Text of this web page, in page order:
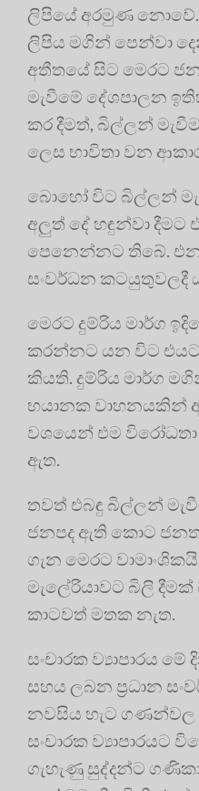
ලිපියේ අරමුණ
ලිපිය මගින් පෙන්වා
අතීතයේ සිට මෙරට
මැවීමේ දේශපාලන
කර දීමත්, බිල්ලන්
ලෙස භාවිතා වන
බොහෝ විට බිල්ලන්
අලුත් දේ හඳුන්වා දීමට
පෙනෙන්නට තිබේ.
සංවර්ධන කටයුතුවලදී
මෙරට දුම්රිය මාර්ග
කරන්නට යන විට
කියති. දුම්රිය මාර්ග
භයානක වාහනයකින්
වශයෙන් එම විරෝධතා
ඇත.
තවත් එබඳු බිල්ලන්
ජනපද ඇති කොට
ගැන මෙරට
මැලේරියාවට බිලි
කාටවත් මතක නැත.
සංචාරක ව්‍යාපාරය
සහය ලබන ප්‍රධාන
නවසිය හැට ගණන්වල
සංචාරක ව්‍යාපාරයට
ගැහැණු සුද්දන්ට